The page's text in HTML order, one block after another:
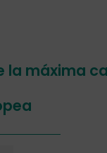
la máxima